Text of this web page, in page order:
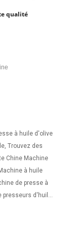
qualité
à huile d'olive
Trouvez des
Chine Machine
à huile
de presse à
presseurs d'huile
à vendre.